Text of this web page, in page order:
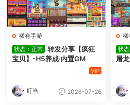
稀有手游
状态：正常
转发分享【疯狂
宝贝】-H5养成·内置GM
VIP
叮当 2026-07-26
稀
状
屠